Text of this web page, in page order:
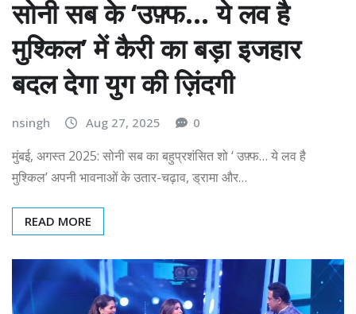
सोनी सब के ‘उफ़्फ… ये लव है
मुश्किल’ में कैरी का बड़ा इजहार
बदल देगा युग की ज़िंदगी
nsingh Aug 27, 2025 0
मुंबई, अगस्त 2025: सोनी सब का बहुप्रशंसित शो ‘ उफ़्फ… ये लव है
मुश्किल’ अपनी भावनाओं के उतार-चढ़ाव, ड्रामा और…
READ MORE